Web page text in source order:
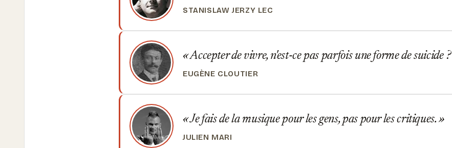
STANISLAW JERZY LEC
Accepter de vivre, n'est-ce pas parfois une forme de suicide ?
EUGÈNE CLOUTIER
Je fais de la musique pour les gens, pas pour les critiques.
JULIEN MARI